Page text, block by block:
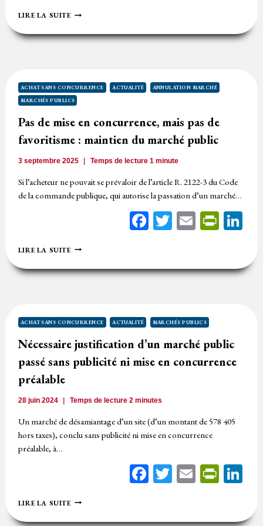
LIRE LA SUITEMÉTHODOLOGIE
CALCUL
DES
RÉCURRENTS
ACHAT SANS CONCURRENCE ACTUALITÉ
ANNULATION MARCHÉ
MARCHÉS PUBLICS
Pas de mise en concurrence, mais pas de
favoritisme : maintien du marché public
3 septembre 2025 Temps de lecture1 minute
Si l’acheteur ne pouvait se prévaloir de l’article R. 2122-3 du Code
de la commande publique, qui autorise la passation d’un marché…
Facebook
Twitter
Email
LIRE LA SUITEPAS
MISE
EN
DE
:
MAINTIEN
DU
ACHAT SANS CONCURRENCE ACTUALITÉ MARCHÉS PUBLICS
Nécessaire justification d’un marché public
passé sans publicité ni mise en concurrence
préalable
28 juin 2024 Temps de lecture2 minutes
Un marché de désamiantage d’un site (d’un montant de 578 405
hors taxes), conclu sans publicité ni mise en concurrence
préalable, à…
Facebook
Twitter
Email
LIRE LA SUITENÉCESSAIRE
D’UN